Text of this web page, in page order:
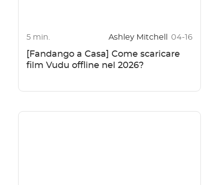
5 min. Ashley Mitchell 04-16
[Fandango a Casa] Come scaricare
film Vudu offline nel 2026?